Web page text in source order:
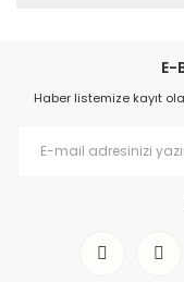
E-
Haber listemize kayıt